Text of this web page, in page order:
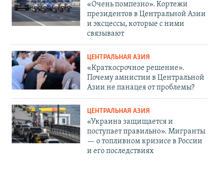
«Очень помпезно». Кортежи
президентов в Центральной Азии
и эксцессы, которые с ними
связывают
ЦЕНТРАЛЬНАЯ АЗИЯ
«Краткосрочное решение».
Почему амнистии в Центральной
Азии не панацея от проблемы?
ЦЕНТРАЛЬНАЯ АЗИЯ
«Украина защищается и
поступает правильно». Мигранты
— о топливном кризисе в России
и его последствиях